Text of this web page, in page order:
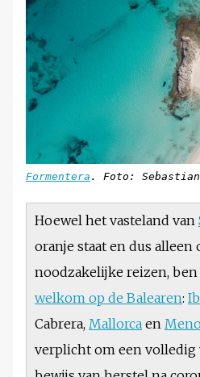
Formentera . Foto:
Hoewel het vasteland van
oranje staat en dus alleen
noodzakelijke reizen, ben
welkom op de Balearen:
Cabrera, Mallorca en
verplicht om een volledig